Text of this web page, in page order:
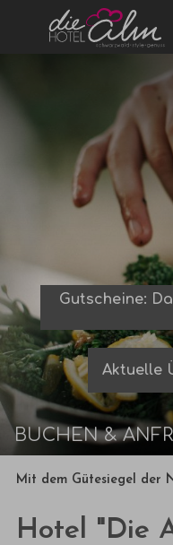
BUCHEN &
Gutscheine:
Aktuelle
Mit dem Gütesiegel der
Hotel "Die